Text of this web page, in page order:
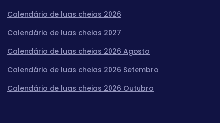
Calendário de luas cheias 2026
Calendário de luas cheias 2027
Calendário de luas cheias 2026 Agosto
Calendário de luas cheias 2026 Setembro
Calendário de luas cheias 2026 Outubro